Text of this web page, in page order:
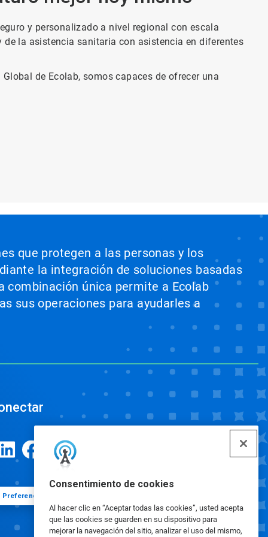
Consentimiento de cookies
Al hacer clic en “Aceptar todas las cookies”, usted acepta
que las cookies se guarden en su dispositivo para
mejorar la navegación del sitio, analizar el uso del mismo,
y personalizado a nivel regional con escala
la asistencia sanitaria con asistencia en diferentes
de Ecolab, somos capaces de ofrecer una
que protegen a las personas y los
la integración de soluciones basadas
combinación única permite a Ecolab
sus operaciones para ayudarles a
Preferencias de cookies